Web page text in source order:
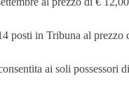
posti in Tribuna al
ai soli possessori